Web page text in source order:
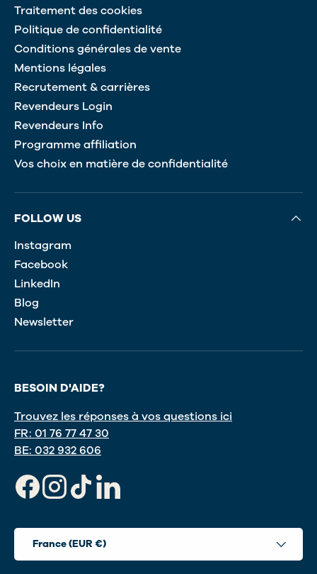
Traitement des cookies
Politique de confidentialité
Conditions générales de vente
Mentions légales
Recrutement & carrières
Revendeurs Login
Revendeurs Info
Programme affiliation
Vos choix en matière de confidentialité
FOLLOW US
Instagram
Facebook
LinkedIn
Blog
Newsletter
BESOIN D'AIDE?
Trouvez les réponses à vos questions ici
FR: 01 76 77 47 30
BE: 032 932 606
FacebookInstagram
TikTokLinkedIn
Pays
France (EUR €)